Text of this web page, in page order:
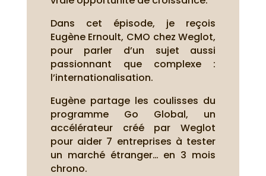
Dans cet épisode, je reçois
Eugène Ernoult, CMO chez Weglot,
pour parler d’un sujet aussi
passionnant que complexe :
l’internationalisation.
Eugène partage les coulisses du
programme Go Global, un
accélérateur créé par Weglot
pour aider 7 entreprises à tester
un marché étranger… en 3 mois
chrono.